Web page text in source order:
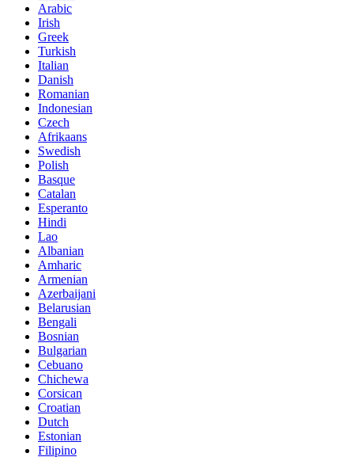
Arabic
Irish
Greek
Turkish
Italian
Danish
Romanian
Indonesian
Czech
Afrikaans
Swedish
Polish
Basque
Catalan
Esperanto
Hindi
Lao
Albanian
Amharic
Armenian
Azerbaijani
Belarusian
Bengali
Bosnian
Bulgarian
Cebuano
Chichewa
Corsican
Croatian
Dutch
Estonian
Filipino